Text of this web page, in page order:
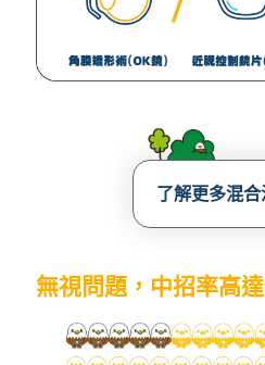
了解更多混
無視問題，中招率高